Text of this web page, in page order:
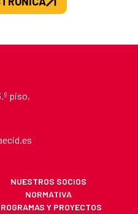
piso,
NUESTROS SOCIOS
NORMATIVA
Y PROYECTOS